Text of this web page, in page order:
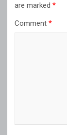
are marked *
Comment *